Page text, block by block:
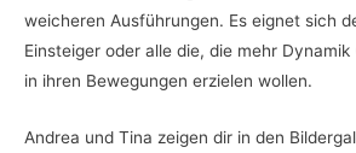
weicheren Ausführungen. Es eignet sich
Einsteiger oder alle die, die mehr
in ihren Bewegungen erzielen wollen.
Andrea und Tina zeigen dir in den